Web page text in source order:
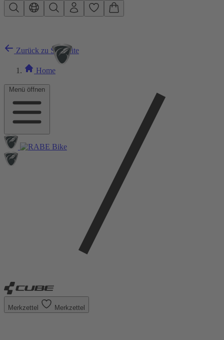
Zum Hauptinhalt springen
Menü öffnen
Zurück zu Startseite
Home
Merkzettel Merkzettel